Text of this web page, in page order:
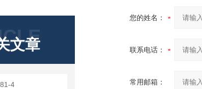
文章
4
您的姓名：
联系电话：
常用邮箱：